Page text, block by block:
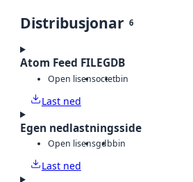
Distribusjonar 6
Atom Feed FILEGDB
Open lisensoctetbin
Last ned
Egen nedlastningsside
Open lisensgdbbin
Last ned